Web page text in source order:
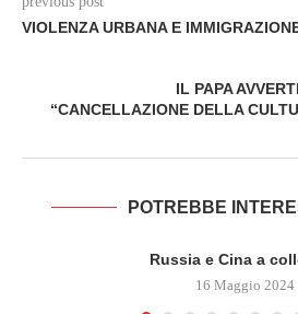
VIOLENZA URBANA E
IL PAPA
“CANCELLAZIONE DELLA
POTREBBE
Russia e Cina a
16 Maggio 2024